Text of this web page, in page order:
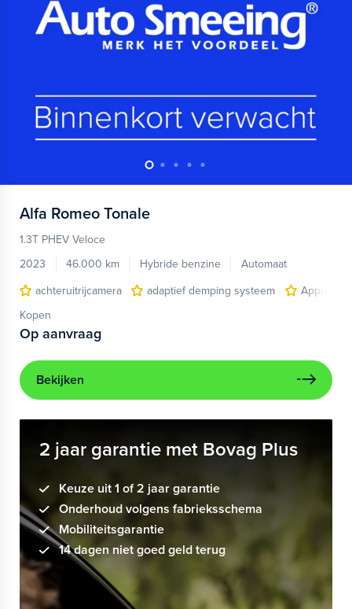
Alfa Romeo Tonale
1.3T PHEV Veloce
2023
46.000 km Hybride benzine
Automaat
achteruitrijcamera
adaptief demping systeem
Apple
Kopen
Op aanvraag
Bekijken
2 jaar garantie met Bovag Plus
Keuze uit 1 of 2 jaar garantie
Onderhoud volgens fabrieksschema
Mobiliteitsgarantie
14 dagen niet goed geld terug